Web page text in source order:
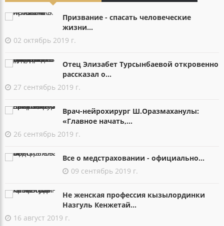
Призвание - спасать человеческие
жизни...
02 октябрь 2019 г.
Отец Элизабет Турсынбаевой откровенно
рассказал о...
27 сентябрь 2019 г.
Врач-нейрохирург Ш.Оразмаханулы:
«Главное начать,...
26 сентябрь 2019 г.
Все о медстраховании - официально...
09 сентябрь 2019 г.
Не женская профессия кызылординки
Назгуль Кенжетай...
16 август 2019 г.